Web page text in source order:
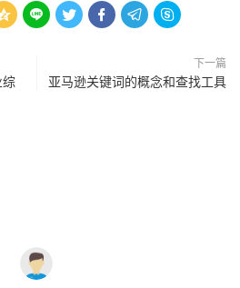
    
综
下一篇
亚马逊关键词的概念和查找工具